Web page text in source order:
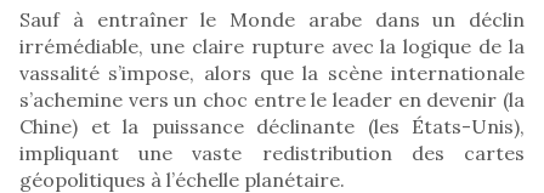
Sauf à entraîner le Monde arabe dans un déclin
irrémédiable, une claire rupture avec la logique de la
vassalité s’impose, alors que la scène internationale
s’achemine vers un choc entre le leader en devenir (la
Chine) et la puissance déclinante (les États-Unis),
impliquant une vaste redistribution des cartes
géopolitiques à l’échelle planétaire.